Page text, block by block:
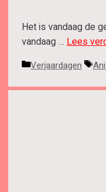
Het is vandaag de
vandaag … Lees
Categorieën
Verjaardagen